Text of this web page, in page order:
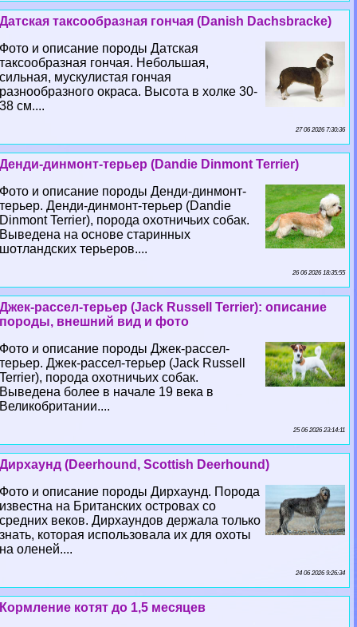
Датская таксообразная гончая (Danish Dachsbracke)
Фото и описание породы Датская
таксообразная гончая. Небольшая,
сильная, мускулистая гончая
разнообразного окраса. Высота в холке 30-
38 см....
27 06 2026 7:30:36
Денди-динмонт-терьер (Dandie Dinmont Terrier)
Фото и описание породы Денди-динмонт-
терьер. Денди-динмонт-терьер (Dandie
Dinmont Terrier), порода охотничьих собак.
Выведена на основе старинных
шотландских терьеров....
26 06 2026 18:35:55
Джек-рассел-терьер (Jack Russell Terrier): описание
породы, внешний вид и фото
Фото и описание породы Джек-рассел-
терьер. Джек-рассел-терьер (Jack Russell
Terrier), порода охотничьих собак.
Выведена более в начале 19 века в
Великобритании....
25 06 2026 23:14:11
Дирхаунд (Deerhound, Scottish Deerhound)
Фото и описание породы Дирхаунд. Порода
известна на Британских островах со
средних веков. Дирхаундов держала только
знать, которая использовала их для охоты
на оленей....
24 06 2026 9:26:34
Кормление котят до 1,5 месяцев